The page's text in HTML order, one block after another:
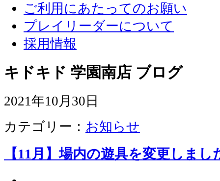
ご利用にあたってのお願い
プレイリーダーについて
採用情報
キドキド 学園南店 ブログ
2021年10月30日
カテゴリー： お知らせ
【11月】場内の遊具を変更しまし